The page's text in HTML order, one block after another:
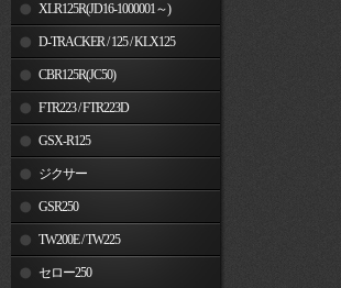
JinchengXLR125R(JD16-1000001～)
D-TRACKER / 125 / KLX125
CBR125R(JC50)
FTR223 / FTR223D
GSX-R125
ジクサー
GSR250
TW200E / TW225
セロー250